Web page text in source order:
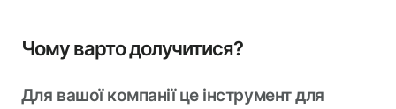
Чому варто долучитися?
Для вашої компанії це інструмент для